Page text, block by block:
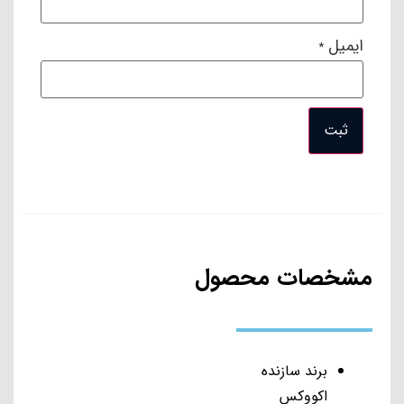
ایمیل *
مشخصات محصول
برند سازنده
اکووکس